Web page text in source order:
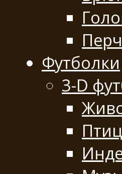
Футболки
3-D